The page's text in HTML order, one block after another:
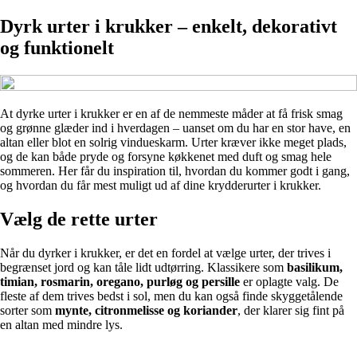
Dyrk urter i krukker – enkelt, dekorativt
og funktionelt
At dyrke urter i krukker er en af de nemmeste måder at få frisk smag
og grønne glæder ind i hverdagen – uanset om du har en stor have, en
altan eller blot en solrig vindueskarm. Urter kræver ikke meget plads,
og de kan både pryde og forsyne køkkenet med duft og smag hele
sommeren. Her får du inspiration til, hvordan du kommer godt i gang,
og hvordan du får mest muligt ud af dine krydderurter i krukker.
Vælg de rette urter
Når du dyrker i krukker, er det en fordel at vælge urter, der trives i
begrænset jord og kan tåle lidt udtørring. Klassikere som basilikum,
timian, rosmarin, oregano, purløg og persille er oplagte valg. De
fleste af dem trives bedst i sol, men du kan også finde skyggetålende
sorter som mynte, citronmelisse og koriander, der klarer sig fint på
en altan med mindre lys.